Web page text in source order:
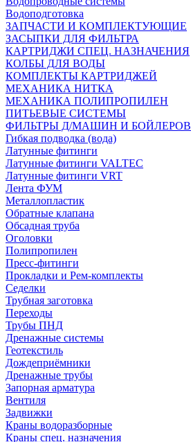
Водоподготовка
ЗАПЧАСТИ И КОМПЛЕКТУЮЩИЕ
ЗАСЫПКИ ДЛЯ ФИЛЬТРА
КАРТРИДЖИ СПЕЦ. НАЗНАЧЕНИЯ
КОЛБЫ ДЛЯ ВОДЫ
КОМПЛЕКТЫ КАРТРИДЖЕЙ
МЕХАНИКА НИТКА
МЕХАНИКА ПОЛИПРОПИЛЕН
ПИТЬЕВЫЕ СИСТЕМЫ
ФИЛЬТРЫ Д/МАШИН И БОЙЛЕРОВ
Гибкая подводка (вода)
Латунные фитинги
Латунные фитинги VALTEC
Латунные фитинги VRT
Лента ФУМ
Металлопластик
Обратные клапана
Обсадная труба
Оголовки
Полипропилен
Пресс-фитинги
Прокладки и Рем-комплекты
Седелки
Трубная заготовка
Переходы
Трубы ПНД
Дренажные системы
Геотекстиль
Дождеприёмники
Дренажные трубы
Запорная арматура
Вентиля
Задвижки
Краны водоразборные
Краны спец. назначения